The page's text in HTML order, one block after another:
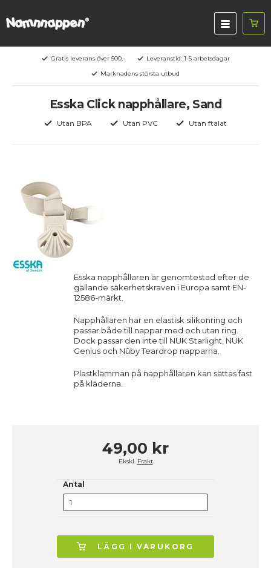
Gratis leverans över 500,-
Leveranstid: 1-5 arbetsdagar
Marknadens största utbud
Esska Click napphållare, Sand
Utan BPA Utan PVC Utan ftalat
Esska napphållaren är genomtestad efter de
gällande säkerhetskraven i Europa samt EN-
12586-märkt.
Napphållaren har en elastisk silikonring och
passar både till nappar med och utan ring.
Dock passar den inte till NUK Starlight, NUK
Genius och Nûby Teardrop napparna.
Plastklämman på napphållaren kan sättas fast
på kläderna.
49,00 kr
Ekskl. Frakt
Antal
LÄGG I VARUKORG